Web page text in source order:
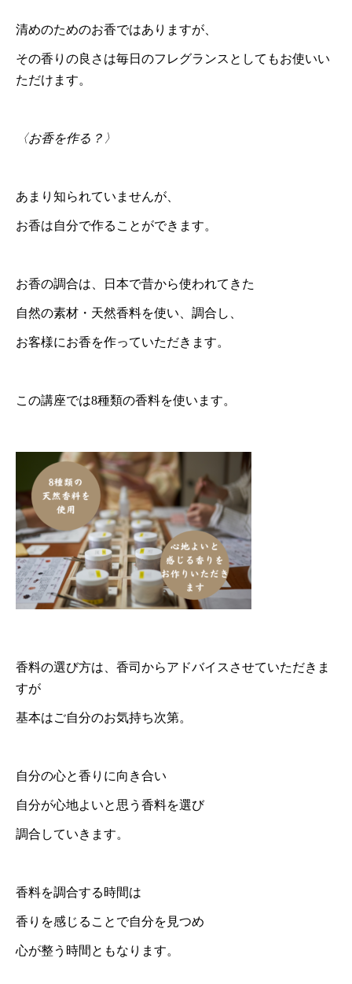
清めのためのお香ではありますが、
その香りの良さは毎日のフレグランスとしてもお使いい
ただけます。
〈お香を作る？〉
あまり知られていませんが、
お香は自分で作ることができます。
お香の調合は、日本で昔から使われてきた
自然の素材・天然香料を使い、調合し、
お客様にお香を作っていただきます。
この講座では8種類の香料を使います。
香料の選び方は、香司からアドバイスさせていただきま
すが
基本はご自分のお気持ち次第。
自分の心と香りに向き合い
自分が心地よいと思う香料を選び
調合していきます。
香料を調合する時間は
香りを感じることで自分を見つめ
心が整う時間ともなります。